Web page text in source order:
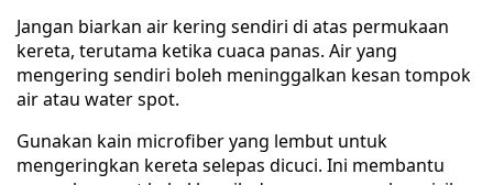
Jangan biarkan air kering sendiri di atas permukaan
kereta, terutama ketika cuaca panas. Air yang
mengering sendiri boleh meninggalkan kesan tompok
air atau water spot.
Gunakan kain microfiber yang lembut untuk
mengeringkan kereta selepas dicuci. Ini membantu